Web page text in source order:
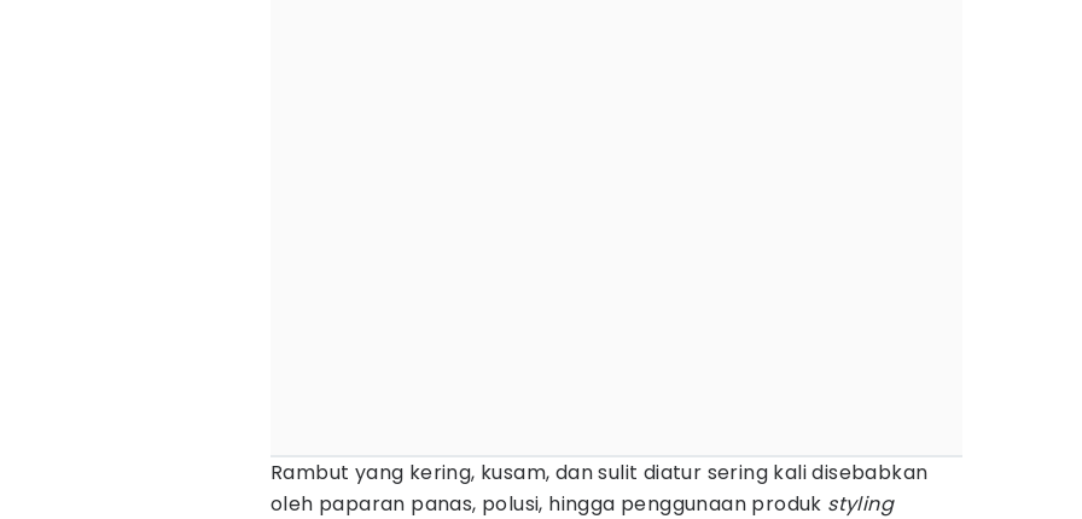
Rambut yang kering, kusam, dan sulit diatur sering kali disebabkan
oleh paparan panas, polusi, hingga penggunaan produk styling